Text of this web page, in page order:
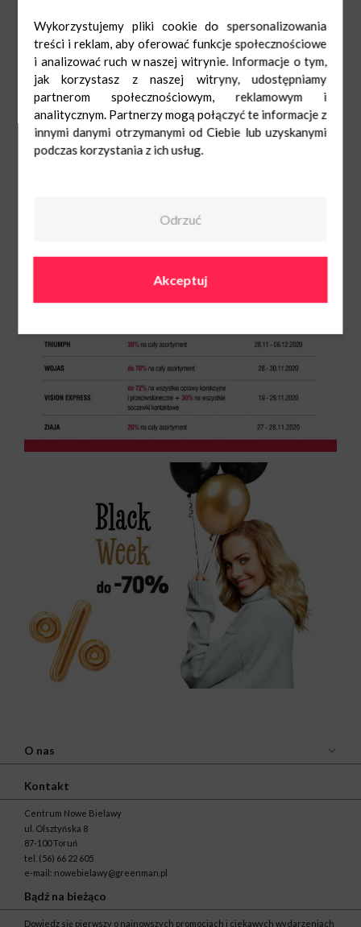
O nas
Kontakt
Centrum Nowe Bielawy
ul. Olsztyńska 8
87-100 Toruń
tel. (56) 66 22 605
e-mail: nowebielawy@greenman.pl
Bądź na bieżąco
Dowiedz się pierwszy o najnowszych promocjach i ciekawych wydarzeniach
Wykorzystujemy pliki cookie do spersonalizowania
treści i reklam, aby oferować funkcje społecznościowe
i analizować ruch w naszej witrynie. Informacje o tym,
jak korzystasz z naszej witryny, udostępniamy
partnerom społecznościowym, reklamowym i
analitycznym. Partnerzy mogą połączyć te informacje z
innymi danymi otrzymanymi od Ciebie lub uzyskanymi
podczas korzystania z ich usług.
Odrzuć
Akceptuj